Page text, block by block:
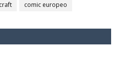
comic europeo